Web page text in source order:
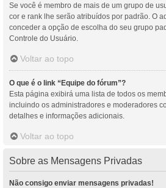
Se você é membro de mais de um grupo de
cor e rank lhe serão atribuídos por padrão. O
conceder a opção de escolha do seu grupo
Controle do Usuário.
Voltar ao topo
O que é o link “Equipe do fórum”?
Esta página exibirá uma lista de todos os
incluindo os administradores e moderadores
detalhes e informações adicionais.
Voltar ao topo
Sobre as Mensagens Privadas
Não consigo enviar mensagens privadas!